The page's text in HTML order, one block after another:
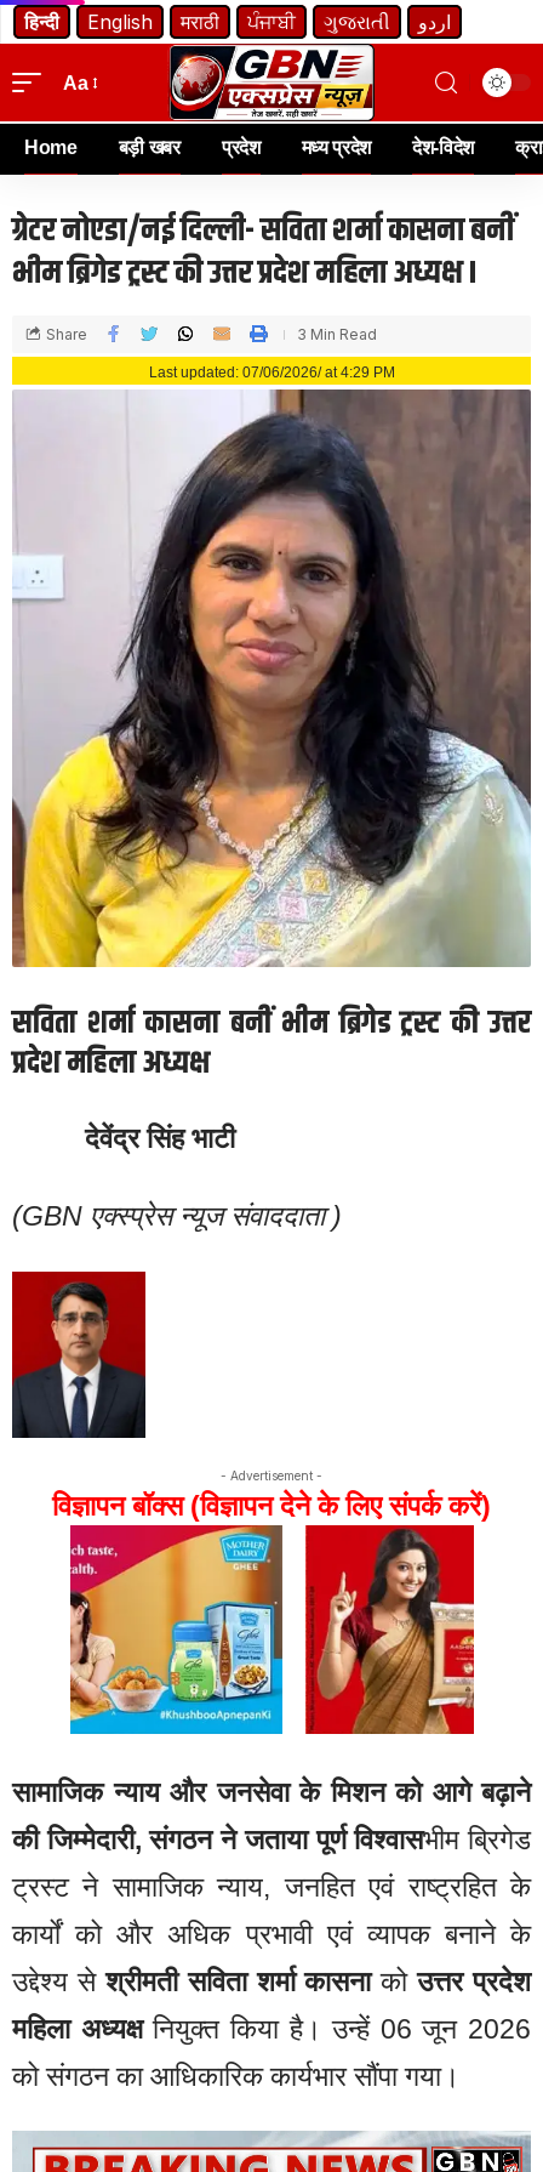
हिन्दी English मराठी ਪੰਜਾਬੀ ગુજરાતી اردو
Aa
Home बड़ी खबर प्रदेश मध्य प्रदेश देश-विदेश
ग्रेटर नोएडा/नई दिल्ली- सविता शर्मा कासना बनीं
भीम ब्रिगेड ट्रस्ट की उत्तर प्रदेश महिला अध्यक्ष I
Last updated: 07/06/2026/ at 4:29 PM
Share 3 Min Read
सविता शर्मा कासना बनीं भीम ब्रिगेड ट्रस्ट की उत्तर
प्रदेश महिला अध्यक्ष
देवेंद्र सिंह भाटी
(GBN एक्स्प्रेस न्यूज संवाददाता)
- Advertisement -
विज्ञापन बॉक्स (विज्ञापन देने के लिए संपर्क करें)
सामाजिक न्याय और जनसेवा के मिशन को आगे बढ़ाने
की जिम्मेदारी, संगठन ने जताया पूर्ण विश्वासभीम ब्रिगेड
ट्रस्ट ने सामाजिक न्याय, जनहित एवं राष्ट्रहित के
कार्यों को और अधिक प्रभावी एवं व्यापक बनाने के
उद्देश्य सेश्रीमती सविता शर्मा कासनाकोउत्तर प्रदेश
महिला अध्यक्षनियुक्त किया है। उन्हें 06 जून 2026
को संगठन का आधिकारिक कार्यभार सौंपा गया।
Video